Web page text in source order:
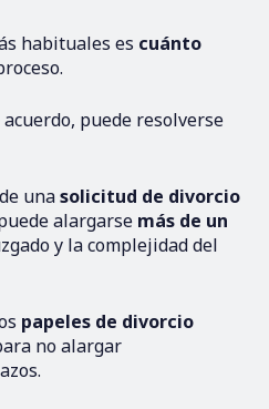
habituales es cuánto
puede resolverse
unasolicitud de divorcio
alargarse más de un
y la complejidad del
papeles de divorcio
no alargar